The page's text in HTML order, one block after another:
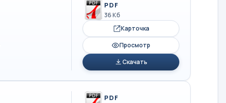
PDF
36 Кб
Карточка
Просмотр
Скачать
PDF